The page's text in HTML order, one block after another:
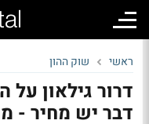
ראשי שוק ההון
דרור גילאון
דבר יש מחיר -